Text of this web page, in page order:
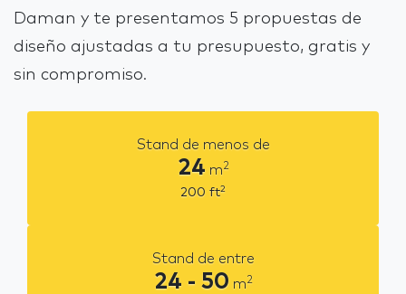
Daman y te presentamos 5 propuestas de
diseño ajustadas a tu presupuesto, gratis y
sin compromiso.
Stand de menos de
24 m2
200 ft2
Stand de entre
24 - 50 m2